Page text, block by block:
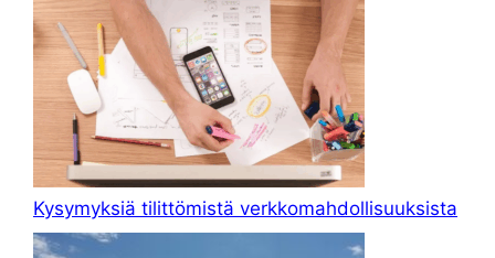
Kysymyksiä tilittömistä verkkomahdollisuuksista